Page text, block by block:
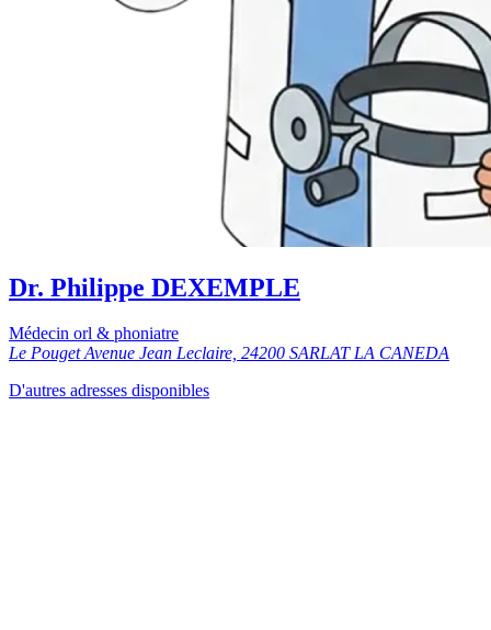
Dr. Philippe DEXEMPLE
Médecin orl & phoniatre
Le Pouget Avenue Jean Leclaire, 24200 SARLAT LA CANEDA
D'autres adresses disponibles